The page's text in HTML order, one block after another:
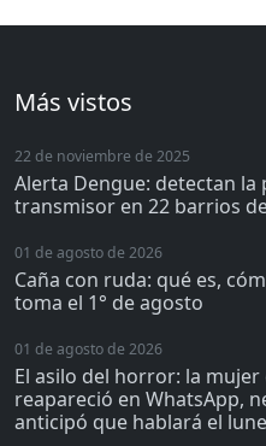
Más vistos
22 de noviembre de 2025
Alerta Dengue: detectan
transmisor en 22 barrios
01 de agosto de 2026
Caña con ruda: qué es,
toma el 1° de agosto
01 de agosto de 2026
El asilo del horror: la
reapareció en WhatsApp,
anticipó que hablará el